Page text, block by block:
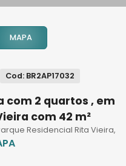
MAPA
Cod: BR2AP17032
2 quartos , em
com 42 m²
Residencial Rita Vieira,